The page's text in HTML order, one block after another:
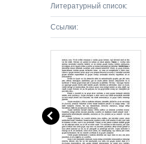
Литературный список:
Ссылки: